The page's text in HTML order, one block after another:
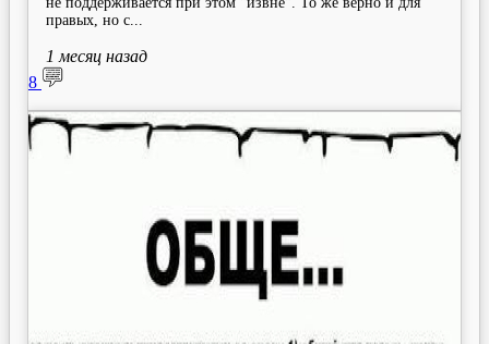
правых, но с...
1 месяц назад
8